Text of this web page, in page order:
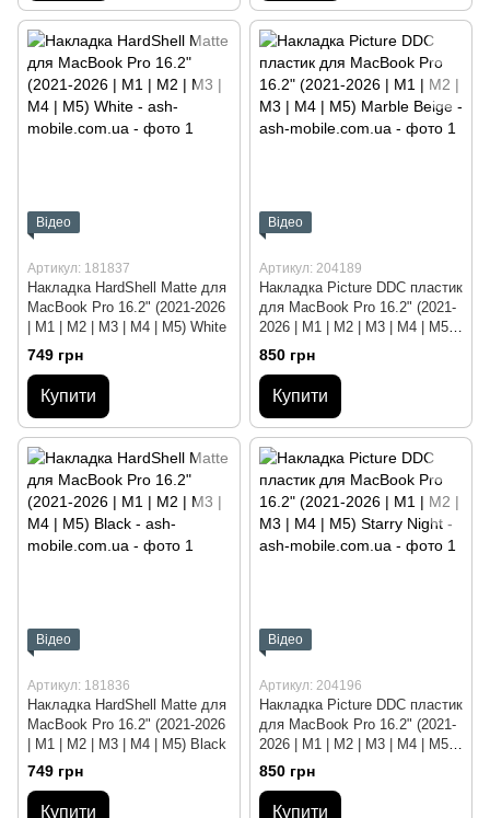
Відео
Артикул: 181837
Накладка HardShell Matte для
MacBook Pro 16.2" (2021-2026
| M1 | M2 | M3 | M4 | M5) White
749 грн
Купити
Відео
Артикул: 204189
Накладка Picture DDC пластик
для MacBook Pro 16.2" (2021-
2026 | M1 | M2 | M3 | M4 | M5)
Marble Beige
850 грн
Купити
Відео
Артикул: 181836
Накладка HardShell Matte для
MacBook Pro 16.2" (2021-2026
| M1 | M2 | M3 | M4 | M5) Black
749 грн
Купити
Відео
Артикул: 204196
Накладка Picture DDC пластик
для MacBook Pro 16.2" (2021-
2026 | M1 | M2 | M3 | M4 | M5)
Starry Night
850 грн
Купити